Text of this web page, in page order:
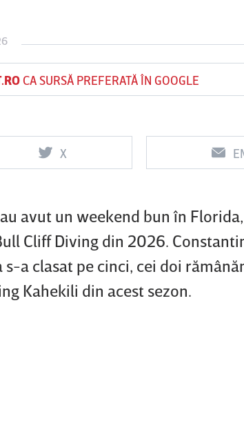
CA SURSĂ PREFERATĂ ÎN GOOGLE
X
avut un weekend bun în
Cliff Diving din 2026.
a clasat pe cinci, cei doi
Kahekili din acest sezon.
Dinamo
Vs
FC Voluntari